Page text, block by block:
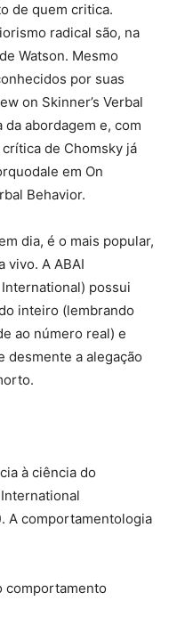
de quem critica.
radical são, na
Watson. Mesmo
por suas
on Skinner’s Verbal
abordagem e, com
de Chomsky já
em On
Behavior.
dia, é o mais popular,
vivo. A ABAI
possui
inteiro (lembrando
ao número real) e
desmente a alegação
à ciência do
A comportamentologia
comportamento